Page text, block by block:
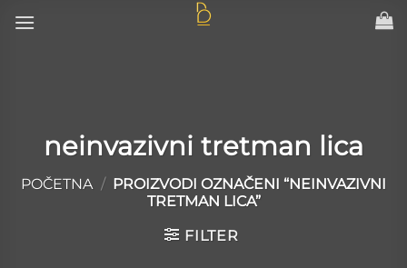
neinvazivni tretman lica
POČETNA /
PROIZVODI OZNAČENI “NEINVAZIVNI
TRETMAN LICA”
FILTER